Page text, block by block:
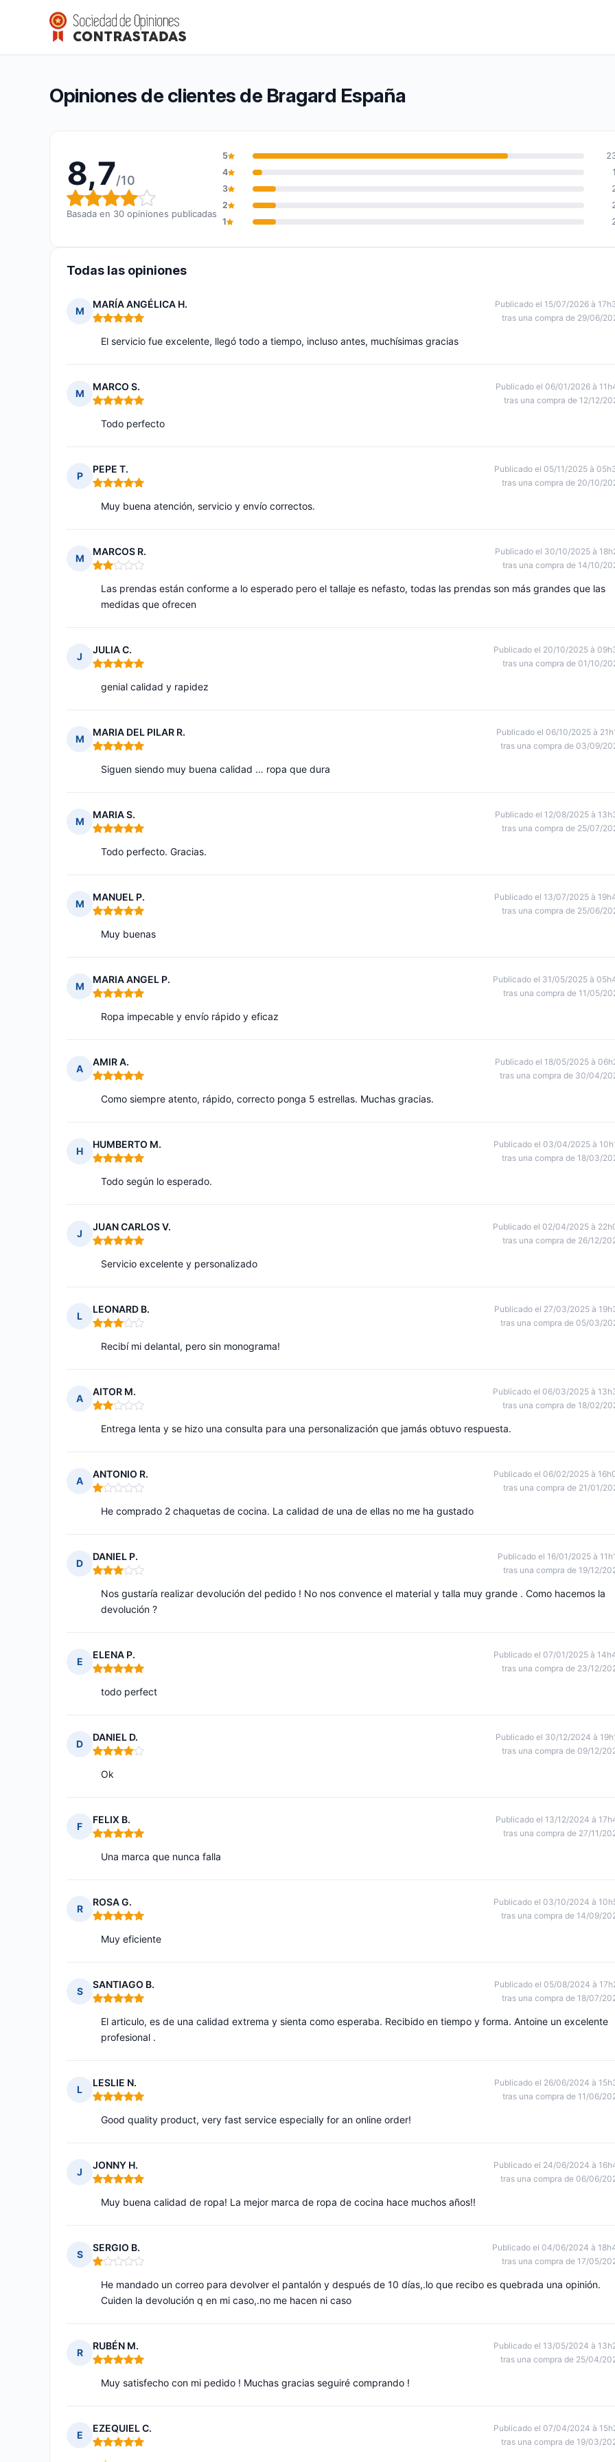
Bragard España
Calificación global: 8,7 de 10
8,7/10(30 opiniones)
Opiniones de clientes de Bragard España
8,7/10
Calificación global: 8,7 de 10
Basada en 30 opiniones publicadas
5
4
1
3
2
1
Todas las opiniones
M
MARÍA ANGÉLICA H.
Nota: 5 de 5
Publicado el 15/07/2026 à
tras una compra de 29/06/
El servicio fue excelente, llegó todo a tiempo, incluso antes, muchísimas gracias
M
MARCO S.
Nota: 5 de 5
Publicado el 06/01/2026 à
tras una compra de 12/12/
Todo perfecto
P
PEPE T.
Nota: 5 de 5
Publicado el 05/11/2025 à
tras una compra de 20/10/
Muy buena atención, servicio y envío correctos.
M
MARCOS R.
Nota: 2 de 5
Publicado el 30/10/2025 à
tras una compra de 14/10/
Las prendas están conforme a lo esperado pero el tallaje es nefasto, todas las prendas son más grandes que las
medidas que ofrecen
J
JULIA C.
Nota: 5 de 5
Publicado el 20/10/2025 à
tras una compra de 01/10/
genial calidad y rapidez
M
MARIA DEL PILAR R.
Nota: 5 de 5
Publicado el 06/10/2025 à
tras una compra de 03/09/
Siguen siendo muy buena calidad … ropa que dura
M
MARIA S.
Nota: 5 de 5
Publicado el 12/08/2025 à
tras una compra de 25/07/
Todo perfecto. Gracias.
M
MANUEL P.
Nota: 5 de 5
Publicado el 13/07/2025 à
tras una compra de 25/06/
Muy buenas
M
MARIA ANGEL P.
Nota: 5 de 5
Publicado el 31/05/2025 à
tras una compra de 11/05/
Ropa impecable y envío rápido y eficaz
A
AMIR A.
Nota: 5 de 5
Publicado el 18/05/2025 à
tras una compra de 30/04/
Como siempre atento, rápido, correcto ponga 5 estrellas. Muchas gracias.
H
HUMBERTO M.
Nota: 5 de 5
Publicado el 03/04/2025 à
tras una compra de 18/03/
Todo según lo esperado.
J
JUAN CARLOS V.
Nota: 5 de 5
Publicado el 02/04/2025 à
tras una compra de 26/12/
Servicio excelente y personalizado
L
LEONARD B.
Nota: 3 de 5
Publicado el 27/03/2025 à
tras una compra de 05/03/
Recibí mi delantal, pero sin monograma!
A
AITOR M.
Nota: 2 de 5
Publicado el 06/03/2025 à
tras una compra de 18/02/
Entrega lenta y se hizo una consulta para una personalización que jamás obtuvo respuesta.
A
ANTONIO R.
Nota: 1 de 5
Publicado el 06/02/2025 à
tras una compra de 21/01/
He comprado 2 chaquetas de cocina. La calidad de una de ellas no me ha gustado
D
DANIEL P.
Nota: 3 de 5
Publicado el 16/01/2025 à
tras una compra de 19/12/
Nos gustaría realizar devolución del pedido ! No nos convence el material y talla muy grande . Como hacemos la
devolución ?
E
ELENA P.
Nota: 5 de 5
Publicado el 07/01/2025 à
tras una compra de 23/12/
todo perfect
D
DANIEL D.
Nota: 4 de 5
Publicado el 30/12/2024 à
tras una compra de 09/12/
Ok
F
FELIX B.
Nota: 5 de 5
Publicado el 13/12/2024 à
tras una compra de 27/11/
Una marca que nunca falla
R
ROSA G.
Nota: 5 de 5
Publicado el 03/10/2024 à
tras una compra de 14/09/
Muy eficiente
S
SANTIAGO B.
Nota: 5 de 5
Publicado el 05/08/2024 à
tras una compra de 18/07/
El articulo, es de una calidad extrema y sienta como esperaba. Recibido en tiempo y forma. Antoine un excelente
profesional .
L
LESLIE N.
Nota: 5 de 5
Publicado el 26/06/2024 à
tras una compra de 11/06/
Good quality product, very fast service especially for an online order!
J
JONNY H.
Nota: 5 de 5
Publicado el 24/06/2024 à
tras una compra de 06/06/
Muy buena calidad de ropa! La mejor marca de ropa de cocina hace muchos años!!
S
SERGIO B.
Nota: 1 de 5
Publicado el 04/06/2024 à
tras una compra de 17/05/
He mandado un correo para devolver el pantalón y después de 10 días,.lo que recibo es quebrada una opinión.
Cuiden la devolución q en mi caso,.no me hacen ni caso
R
RUBÉN M.
Nota: 5 de 5
Publicado el 13/05/2024 à
tras una compra de 25/04/
Muy satisfecho con mi pedido ! Muchas gracias seguiré comprando !
E
EZEQUIEL C.
Nota: 5 de 5
Publicado el 07/04/2024 à
tras una compra de 19/03/